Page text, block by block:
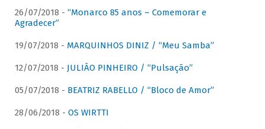
26/07/2018 - “Monarco 85 anos – Comemorar e
Agradecer”
19/07/2018 - MARQUINHOS DINIZ / “Meu Samba”
12/07/2018 - JULIÃO PINHEIRO / “Pulsação”
05/07/2018 - BEATRIZ RABELLO / “Bloco de Amor”
28/06/2018 - OS WIRTTI